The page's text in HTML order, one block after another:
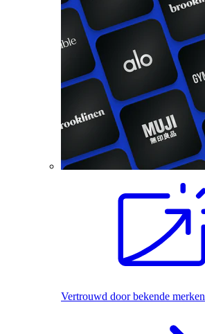
Vertrouwd door bekende merken